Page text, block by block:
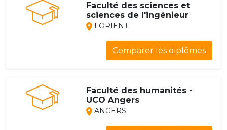
Faculté des sciences et
sciences de l'ingénieur
LORIENT
Comparer les diplômes
Faculté des humanités -
UCO Angers
ANGERS